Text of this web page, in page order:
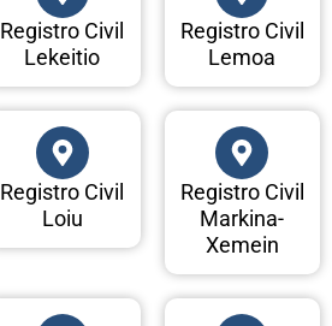
Registro Civil
Lekeitio
Registro Civil
Lemoa
Registro Civil
Loiu
Registro Civil
Markina-
Xemein